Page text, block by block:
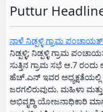
Puttur
ನಾಳೆ ನಿಡ್ಪಳ್ಳಿ ಗ್ರಾಮ
ನಿಡ್ಪಳ್ಳಿ; ನಿಡ್ಪಳ್ಳಿ ಗ್ರಾಮ
ಸುತ್ತಿನ ಗ್ರಾಮ ಸಭೆ ಆ.7
ಹೆಚ್.ಎನ್ ಇವರ
ಜರಗಲಿರುವುದು. ಮಹಿಳಾ
ಅಭಿವೃದ್ಧಿ ಯೋಜನಾಧಿಕಾರಿ